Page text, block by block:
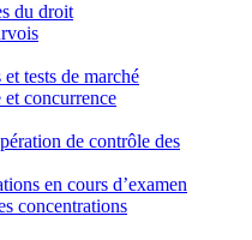
du droit
tests de marché
concurrence
de contrôle des
en cours d’examen
concentrations